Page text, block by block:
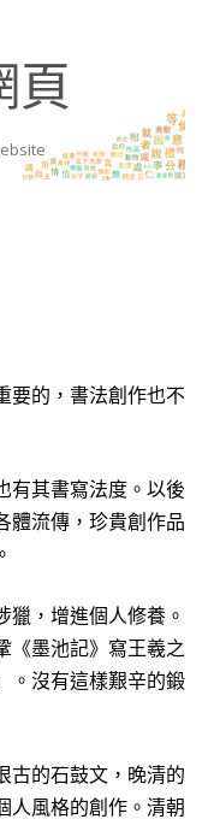
頁
要的，書法創作也不
有其書寫法度。以後
體流傳，珍貴創作品
，增進個人修養。
《墨池記》寫王羲之
。沒有這樣艱辛的鍛
古的石鼓文，晚清的
人風格的創作。清朝